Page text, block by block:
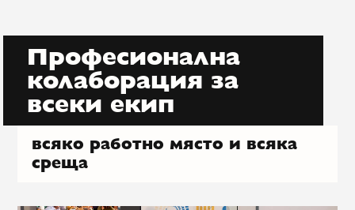
Професионална
колаборация за
всеки екип
всяко работно място и всяка
среща